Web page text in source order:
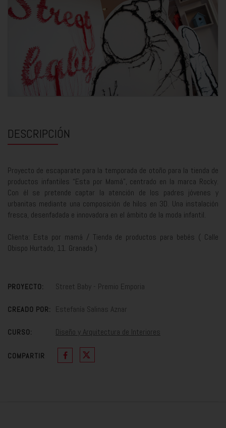
DESCRIPCIÓN
Proyecto de escaparate para la temporada de otoño para la tienda de
productos infantiles “Esta por Mamá”, centrado en la marca Rocky.
Con él se pretende captar la atención de los padres jóvenes y
urbanitas mediante una composición de hilos en 3D. Una instalación
fresca, desenfadada e innovadora en el ámbito de la moda infantil.
Clienta: Esta por mamá / Tienda de productos para bebés ( Calle
Obispo Hurtado, 11. Granada )
PROYECTO: Street Baby - Premio Emporia
CREADO POR: Estefanía Salinas Aznar
CURSO: Diseño y Arquitectura de Interiores
COMPARTIR